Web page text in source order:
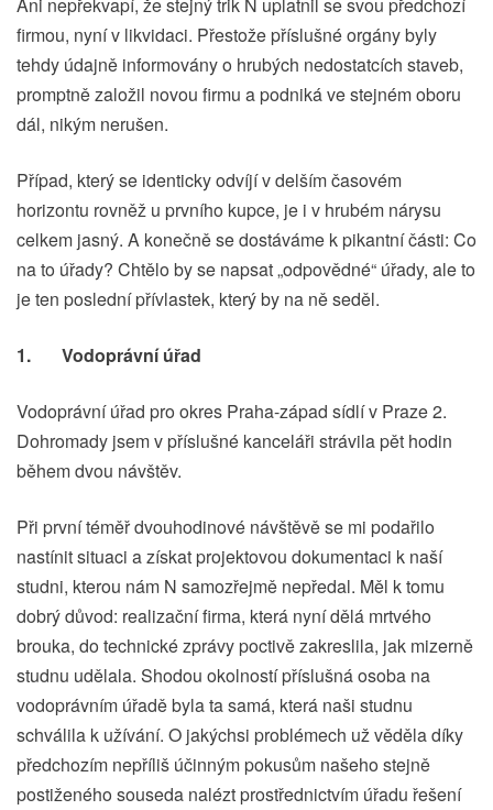
firmou, nyní v likvidaci. Přestože příslušné orgány byly
tehdy údajně informovány o hrubých nedostatcích staveb,
promptně založil novou firmu a podniká ve stejném oboru
dál, nikým nerušen.
Případ, který se identicky odvíjí v delším časovém
horizontu rovněž u prvního kupce, je i v hrubém nárysu
celkem jasný. A konečně se dostáváme k pikantní části: Co
na to úřady? Chtělo by se napsat „odpovědné“ úřady, ale to
je ten poslední přívlastek, který by na ně seděl.
1. Vodoprávní úřad
Vodoprávní úřad pro okres Praha-západ sídlí v Praze 2.
Dohromady jsem v příslušné kanceláři strávila pět hodin
během dvou návštěv.
Při první téměř dvouhodinové návštěvě se mi podařilo
nastínit situaci a získat projektovou dokumentaci k naší
studni, kterou nám N samozřejmě nepředal. Měl k tomu
dobrý důvod: realizační firma, která nyní dělá mrtvého
brouka, do technické zprávy poctivě zakreslila, jak mizerně
studnu udělala. Shodou okolností příslušná osoba na
vodoprávním úřadě byla ta samá, která naši studnu
schválila k užívání. O jakýchsi problémech už věděla díky
předchozím nepříliš účinným pokusům našeho stejně
postiženého souseda nalézt prostřednictvím úřadu řešení